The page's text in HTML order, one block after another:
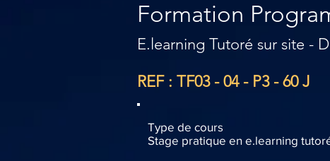
Formation
E.learning Tutoré sur site -
REF : TF03 - 04 - P3 - 60 J
Type de cours
Stage pratique en e.learning